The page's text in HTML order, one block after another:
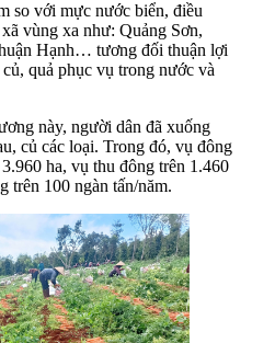
so với mực nước biển, điều
vùng xa như: Quảng Sơn,
Hạnh… tương đối thuận lợi
quả phục vụ trong nước và
này, người dân đã xuống
củ các loại. Trong đó, vụ đông
ha, vụ thu đông trên 1.460
trên 100 ngàn tấn/năm.